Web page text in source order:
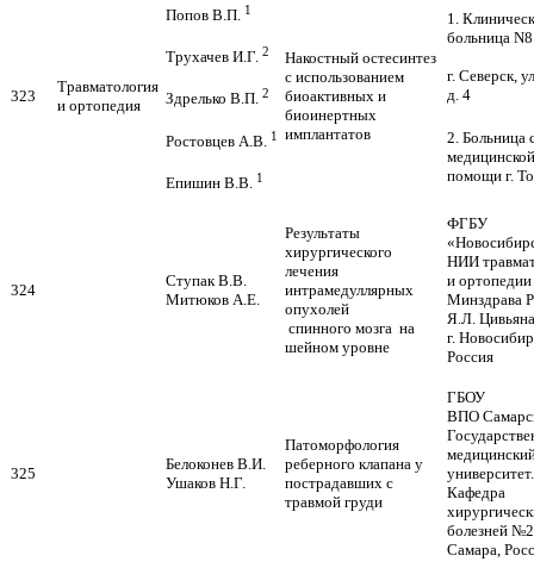
323
Травматология
и ортопедия
Попов В.П. 1
Трухачев И.Г. 2
Здрелько В.П. 2
Ростовцев А.В. 1
Епишин В.В. 1
Накостный остесинтез
с использованием
биоактивных и
биоинертных
имплантатов
1.
больница
г. Северск,
д. 4
2. Больница
медицинской
помощи г.
324
Ступак В.В.
Митюков А.Е.
Результаты
хирургического
лечения
интрамедуллярных
опухолей
спинного мозга на
шейном уровне
ФГБУ
НИИ
и ортопедии
Минздрава
Я.Л.
г.
Россия
325
Белоконев В.И.
Ушаков Н.Г.
Патоморфология
реберного клапана у
пострадавших с
травмой груди
ГБОУ
ВПО
университет.
Кафедра
болезней
Самара,